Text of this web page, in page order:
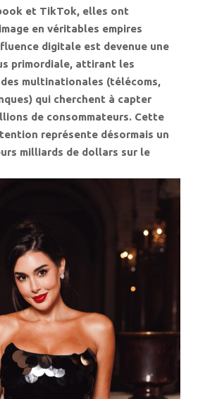
et TikTok, elles ont
en véritables empires
digitale est devenue une
primordiale, attirant les
multinationales (télécoms,
qui cherchent à capter
de consommateurs. Cette
représente désormais un
milliards de dollars sur le